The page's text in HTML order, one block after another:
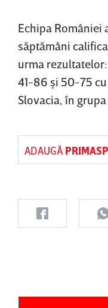
Echipa României
săptămâni
urma
41-86 şi 50-75
Slovacia, în
ADAUGĂ